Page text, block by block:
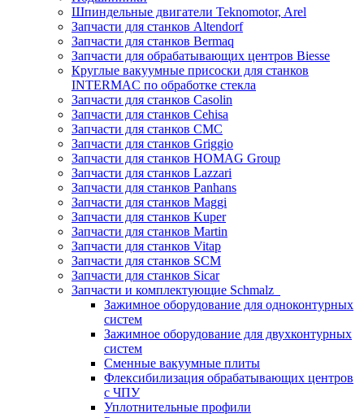
Шпиндельные двигатели Teknomotor, Arel
Запчасти для станков Altendorf
Запчасти для станков Bermaq
Запчасти для обрабатывающих центров Biesse
Круглые вакуумные присоски для станков
INTERMAC по обработке стекла
Запчасти для станков Casolin
Запчасти для станков Cehisa
Запчасти для станков CMC
Запчасти для станков Griggio
Запчасти для станков HOMAG Group
Запчасти для станков Lazzari
Запчасти для станков Panhans
Запчасти для станков Maggi
Запчасти для станков Kuper
Запчасти для станков Martin
Запчасти для станков Vitap
Запчасти для станков SCM
Запчасти для станков Sicar
Запчасти и комплектующие Schmalz
Зажимное оборудование для одноконтурных
систем
Зажимное оборудование для двухконтурных
систем
Сменные вакуумные плиты
Флексибилизация обрабатывающих центров
с ЧПУ
Уплотнительные профили